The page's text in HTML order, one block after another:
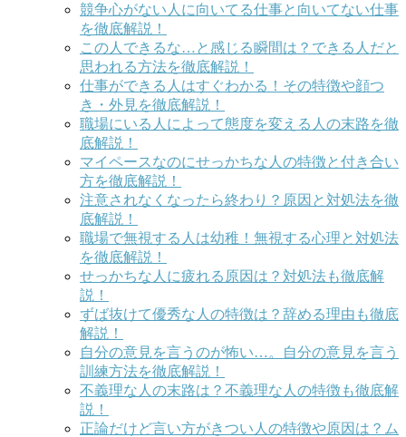
競争心がない人に向いてる仕事と向いてない仕事
を徹底解説！
この人できるな…と感じる瞬間は？できる人だと
思われる方法を徹底解説！
仕事ができる人はすぐわかる！その特徴や顔つ
き・外見を徹底解説！
職場にいる人によって態度を変える人の末路を徹
底解説！
マイペースなのにせっかちな人の特徴と付き合い
方を徹底解説！
注意されなくなったら終わり？原因と対処法を徹
底解説！
職場で無視する人は幼稚！無視する心理と対処法
を徹底解説！
せっかちな人に疲れる原因は？対処法も徹底解
説！
ずば抜けて優秀な人の特徴は？辞める理由も徹底
解説！
自分の意見を言うのが怖い…。自分の意見を言う
訓練方法を徹底解説！
不義理な人の末路は？不義理な人の特徴も徹底解
説！
正論だけど言い方がきつい人の特徴や原因は？ム